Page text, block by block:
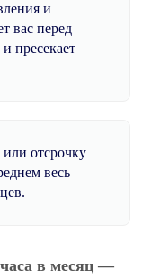
и
вас перед
пресекает
отсрочку
весь
часа в месяц —